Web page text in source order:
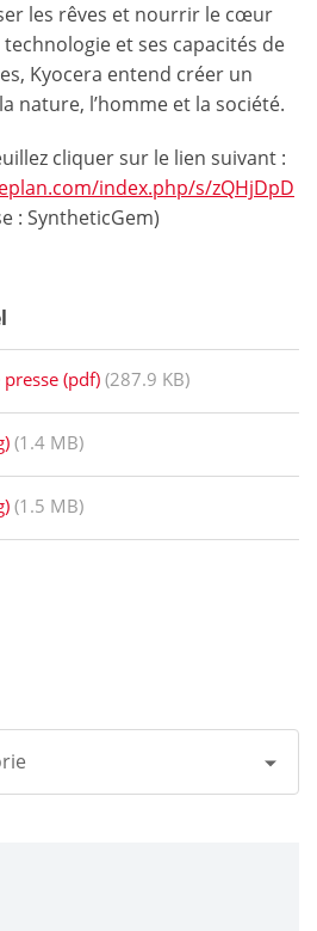
les rêves et nourrir le cœur
technologie et ses capacités de
Kyocera entend créer un
nature, l’homme et la société.
cliquer sur le lien suivant :
index.php/s/zQHjDpD
: SyntheticGem)
(pdf) (287.9 KB)
(1.4 MB)
(1.5 MB)